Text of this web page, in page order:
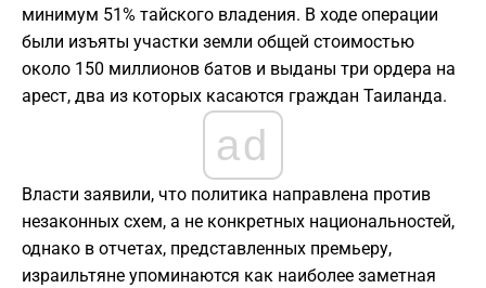
минимум 51% тайского владения. В ходе операции
были изъяты участки земли общей стоимостью
около 150 миллионов батов и выданы три ордера на
арест, два из которых касаются граждан Таиланда.
ad
Власти заявили, что политика направлена против
незаконных схем, а не конкретных национальностей,
однако в отчетах, представленных премьеру,
израильтяне упоминаются как наиболее заметная